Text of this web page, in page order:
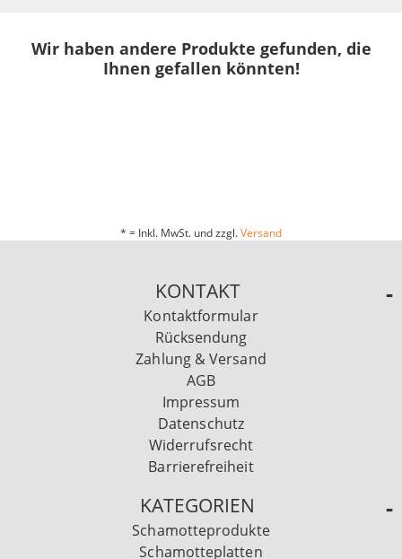
Wir haben andere Produkte gefunden, die
Ihnen gefallen könnten!
* = Inkl. MwSt. und zzgl.Versand
KONTAKT
Kontaktformular
Rücksendung
Zahlung & Versand
AGB
Impressum
Datenschutz
Widerrufsrecht
Barrierefreiheit
KATEGORIEN
Schamotteprodukte
Schamotteplatten